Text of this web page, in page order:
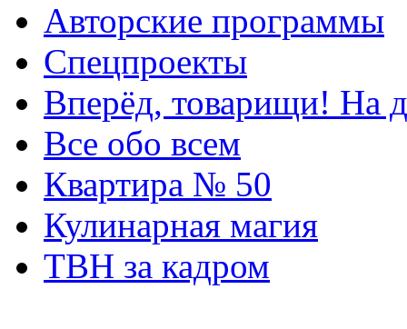
Авторские программы
Спецпроекты
Вперёд, товарищи! На
Все обо всем
Квартира № 50
Кулинарная магия
ТВН за кадром